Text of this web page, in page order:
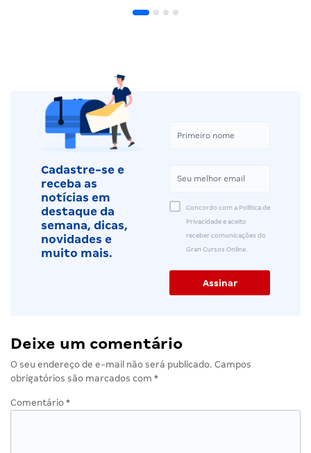
Cadastre-se e
receba as
notícias em
destaque da
semana, dicas,
novidades e
muito mais.
Concordo com a Política de
Privacidade e aceito
receber comunicações do
Gran Cursos Online.
Deixe um comentário
O seu endereço de e-mail não será publicado. Campos
obrigatórios são marcados com *
Comentário *